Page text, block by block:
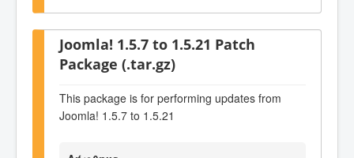
Joomla! 1.5.7 to 1.5.21 Patch
Package (.tar.gz)
This package is for performing updates from
Joomla! 1.5.7 to 1.5.21